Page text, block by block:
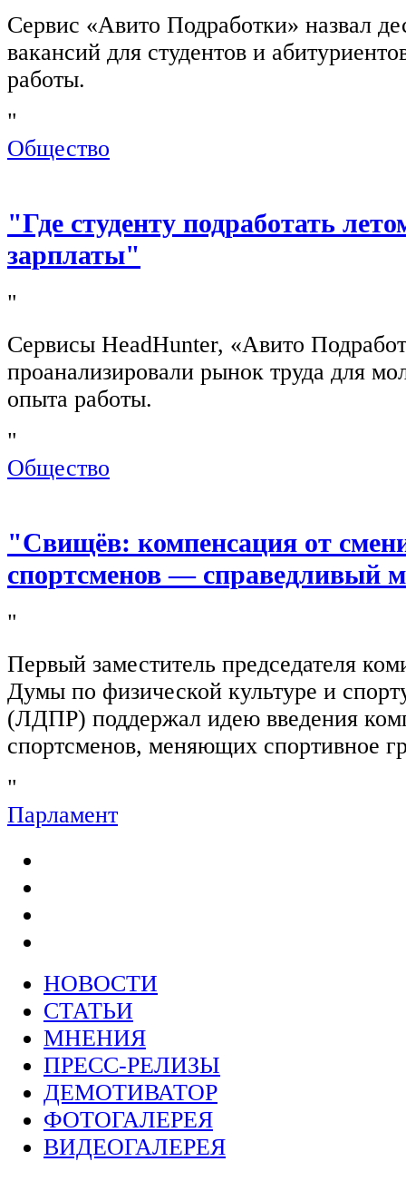
Сервис «Авито Подработки» назвал
вакансий для студентов и
работы.
"
Общество
"Где студенту подработать
зарплаты"
"
Сервисы HeadHunter, «Авито
проанализировали рынок труда для
опыта работы.
"
Общество
"Свищёв: компенсация от
спортсменов — справедливый
"
Первый заместитель председателя
Думы по физической культуре и
(ЛДПР) поддержал идею введения
спортсменов, меняющих спортивное
"
Парламент
НОВОСТИ
СТАТЬИ
МНЕНИЯ
ПРЕСС-РЕЛИЗЫ
ДЕМОТИВАТОР
ФОТОГАЛЕРЕЯ
ВИДЕОГАЛЕРЕЯ